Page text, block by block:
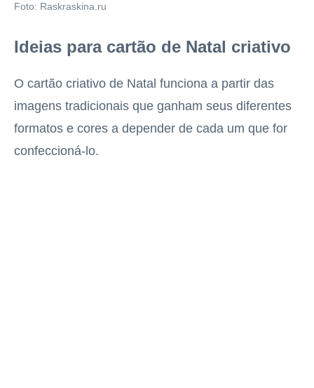
Foto: Raskraskina.ru
Ideias para cartão de Natal criativo
O cartão criativo de Natal funciona a partir das
imagens tradicionais que ganham seus diferentes
formatos e cores a depender de cada um que for
confeccioná-lo.